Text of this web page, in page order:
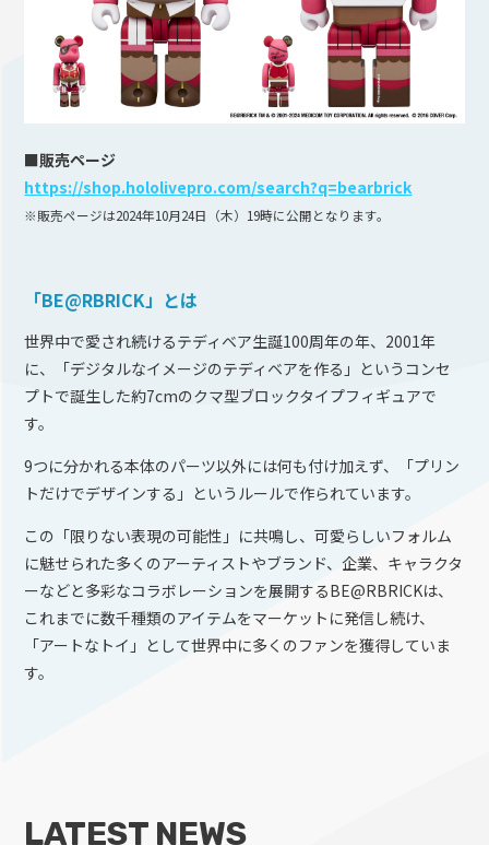
■販売ページ
https://shop.hololivepro.com/search?q=bearbrick
※販売ページは2024年10月24日（木）19時に公開となります。
「BE@RBRICK」とは
世界中で愛され続けるテディベア生誕100周年の年、2001年
に、「デジタルなイメージのテディベアを作る」というコンセ
プトで誕生した約7cmのクマ型ブロックタイプフィギュアで
す。
9つに分かれる本体のパーツ以外には何も付け加えず、「プリン
トだけでデザインする」というルールで作られています。
この「限りない表現の可能性」に共鳴し、可愛らしいフォルム
に魅せられた多くのアーティストやブランド、企業、キャラクタ
ーなどと多彩なコラボレーションを展開するBE@RBRICKは、
これまでに数千種類のアイテムをマーケットに発信し続け、
「アートなトイ」として世界中に多くのファンを獲得していま
す。
LATEST NEWS